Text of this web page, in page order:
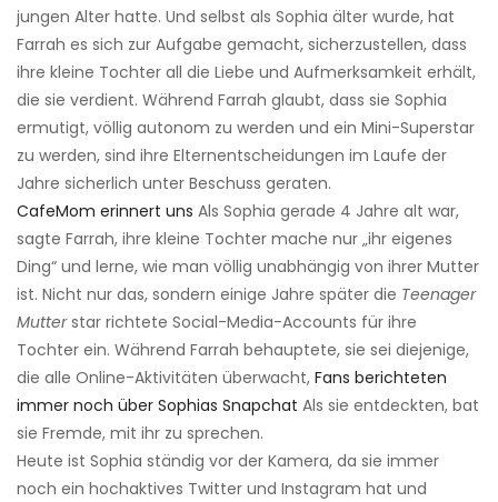
jungen Alter hatte. Und selbst als Sophia älter wurde, hat
Farrah es sich zur Aufgabe gemacht, sicherzustellen, dass
ihre kleine Tochter all die Liebe und Aufmerksamkeit erhält,
die sie verdient. Während Farrah glaubt, dass sie Sophia
ermutigt, völlig autonom zu werden und ein Mini-Superstar
zu werden, sind ihre Elternentscheidungen im Laufe der
Jahre sicherlich unter Beschuss geraten.
CafeMom erinnert uns Als Sophia gerade 4 Jahre alt war,
sagte Farrah, ihre kleine Tochter mache nur „ihr eigenes
Ding“ und lerne, wie man völlig unabhängig von ihrer Mutter
ist. Nicht nur das, sondern einige Jahre später die Teenager
Mutterstar richtete Social-Media-Accounts für ihre
Tochter ein. Während Farrah behauptete, sie sei diejenige,
die alle Online-Aktivitäten überwacht, Fans berichteten
immer noch über Sophias Snapchat Als sie entdeckten, bat
sie Fremde, mit ihr zu sprechen.
Heute ist Sophia ständig vor der Kamera, da sie immer
noch ein hochaktives Twitter und Instagram hat und